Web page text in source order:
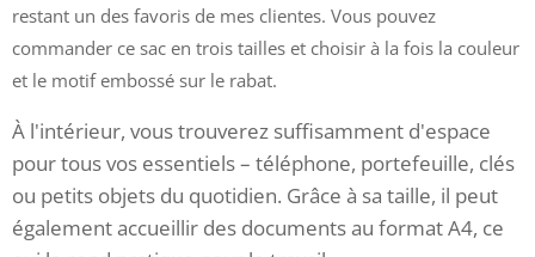
restant un des favoris de mes clientes. Vous pouvez
commander ce sac en trois tailles et choisir à la fois la couleur
et le motif embossé sur le rabat.
À l'intérieur, vous trouverez suffisamment d'espace
pour tous vos essentiels – téléphone, portefeuille, clés
ou petits objets du quotidien. Grâce à sa taille, il peut
également accueillir des documents au format A4, ce